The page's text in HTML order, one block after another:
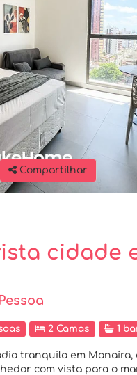
Compartilhar
cidade
2 Camas 1
tranquila em Manaíra,
com vista para o